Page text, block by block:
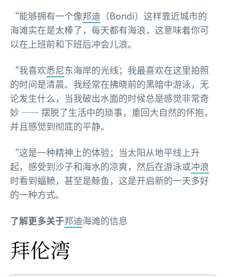
“能够拥有一个像邦迪 （Bondi）这样靠近城市的
海滩实在是太棒了，每天都有海浪，这意味着你可
以在上班前和下班后冲会儿浪。
“我喜欢悉尼东海岸的光线；我最喜欢在这里拍照
的时间是清晨。我经常在拂晓前的黑暗中游泳，无
论发生什么，当我破出水面的时候总是感觉非常奇
妙 —— 摆脱了生活中的琐事，重回大自然的怀抱，
并且感觉到彻底的平静。
“这是一种精神上的体验；当太阳从地平线上升
起，感受到沙子和海水的凉爽，然后在游泳或冲浪
时看到蝠鲼，甚至是鲸鱼，这是开启新的一天多好
的一种方式。
了解更多关于邦迪海滩的信息
拜伦湾